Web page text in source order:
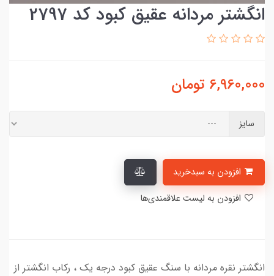
انگشتر مردانه عقیق کبود کد 2797
6,960,000 تومان
سایز
انگشتر نقره مردانه با سنگ عقیق کبود درجه یک ، رکاب انگشتر از